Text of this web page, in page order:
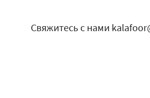
Свяжитесь с нами